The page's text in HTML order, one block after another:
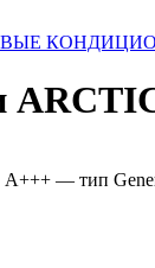
А+++ — тип